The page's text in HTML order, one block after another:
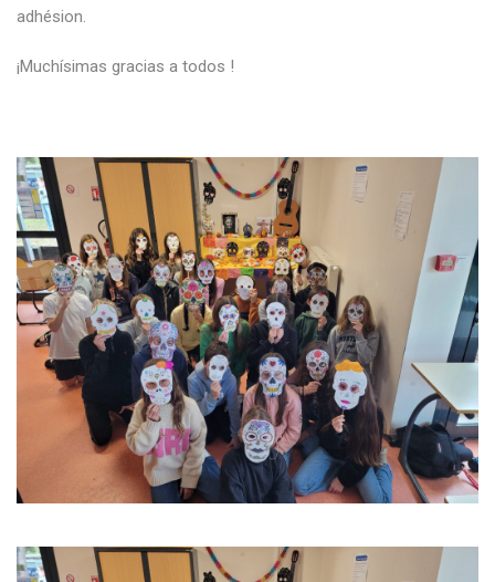
adhésion.
¡Muchísimas gracias a todos !